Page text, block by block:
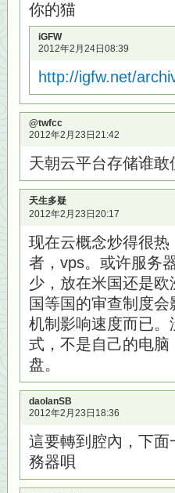
你的猫
iGFW
2012年2月24日08:39
http://igfw.net/
@twfcc
2012年2月23日21:42
天朝云平台存储谁
天生多疑
2012年2月23日20:17
现在云概念炒得很
者，vps。或许服务
少，放在米国还是
国等国的审查制度
机制影响速度而已
式，不是自己的电
盘。
daolanSB
2012年2月23日18:36
這要轉到腔內，下
務器唄